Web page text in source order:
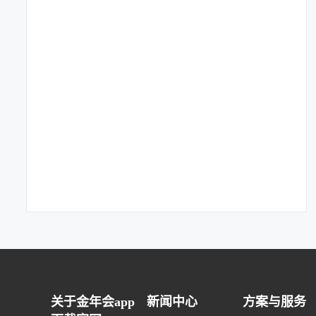
关于金年会app
新闻中心 方案与服务